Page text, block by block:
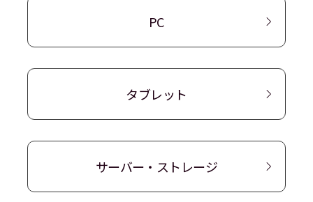
PC
タブレット
サーバー・ストレージ